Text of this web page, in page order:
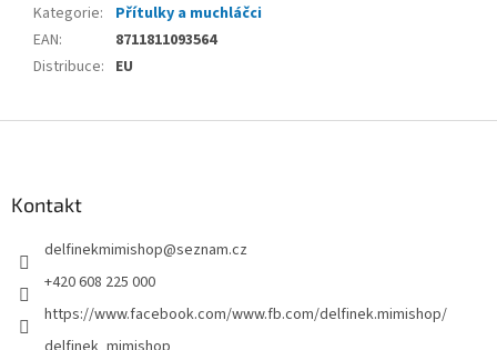
Kategorie:
Přítulky a muchláčci
EAN:
8711811093564
Distribuce: EU
Kontakt
delfinekmimishop@seznam.cz
+420 608 225 000
https://www.facebook.com/www.fb.com/delfinek.mimishop/